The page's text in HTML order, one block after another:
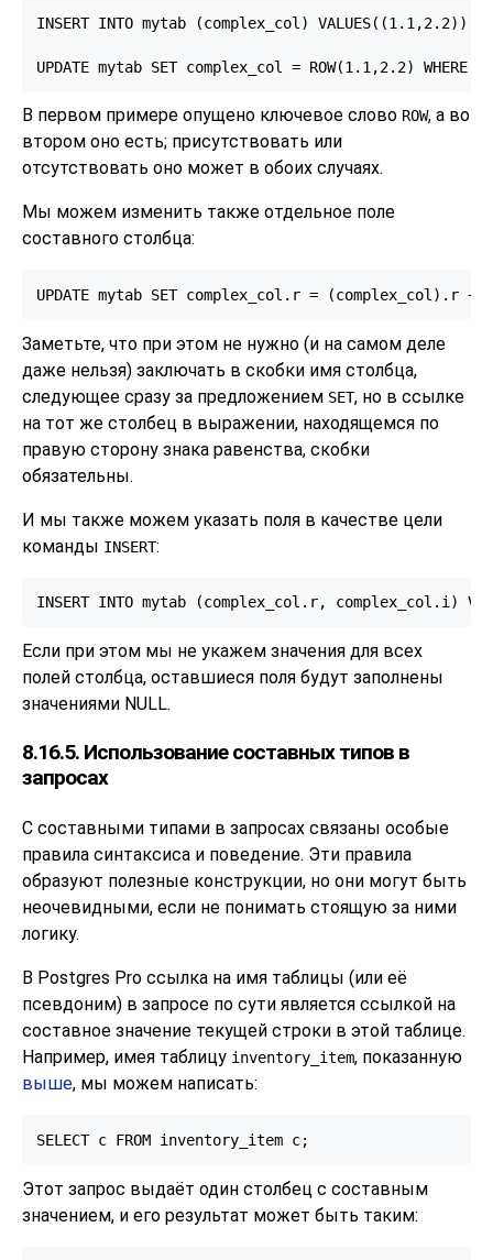
INSERT INTO mytab (complex_col) VALUES((1.1,2.2));
UPDATE mytab SET complex_col = ROW(1.1,2.2) WHERE
В первом примере опущено ключевое слово ROW, а во
втором оно есть; присутствовать или
отсутствовать оно может в обоих случаях.
Мы можем изменить также отдельное поле
составного столбца:
UPDATE mytab SET complex_col.r = (complex_col).r +
Заметьте, что при этом не нужно (и на самом деле
даже нельзя) заключать в скобки имя столбца,
следующее сразу за предложением SET, но в ссылке
на тот же столбец в выражении, находящемся по
правую сторону знака равенства, скобки
обязательны.
И мы также можем указать поля в качестве цели
команды INSERT:
INSERT INTO mytab (complex_col.r, complex_col.i)
Если при этом мы не укажем значения для всех
полей столбца, оставшиеся поля будут заполнены
значениями NULL.
8.16.5. Использование составных типов в
запросах
С составными типами в запросах связаны особые
правила синтаксиса и поведение. Эти правила
образуют полезные конструкции, но они могут быть
неочевидными, если не понимать стоящую за ними
логику.
В Postgres Pro ссылка на имя таблицы (или её
псевдоним) в запросе по сути является ссылкой на
составное значение текущей строки в этой таблице.
Например, имея таблицу inventory_item, показанную
выше, мы можем написать:
SELECT c FROM inventory_item c;
Этот запрос выдаёт один столбец с составным
значением, и его результат может быть таким: